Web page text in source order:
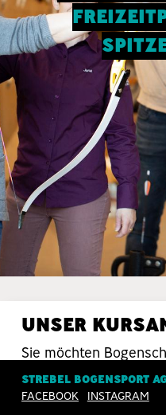
UNSER
Sie möchten
Schiesstechnik
in guten Händen.
STREBEL BOGENSPORT
FACEBOOK
INSTAGRAM